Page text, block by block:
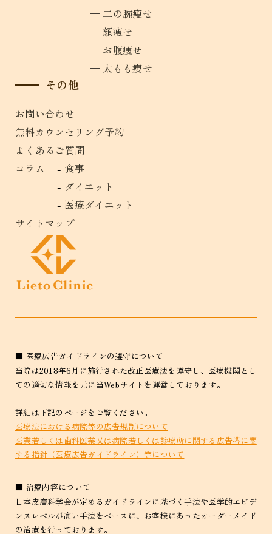
二の腕痩せ
顔痩せ
お腹痩せ
太もも痩せ
その他
お問い合わせ
無料カウンセリング予約
よくあるご質問
コラム
食事
ダイエット
医療ダイエット
サイトマップ
■ 医療広告ガイドラインの遵守について
当院は2018年6月に施行された改正医療法を遵守し、医療機関とし
ての適切な情報を元に当Webサイトを運営しております。
詳細は下記のページをご覧ください。
医療法における病院等の広告規制について
医業若しくは歯科医業又は病院若しくは診療所に関する広告塔に関
する指針（医療広告ガイドライン）等について
■ 治療内容について
日本皮膚科学会が定めるガイドラインに基づく手法や医学的エビデ
ンスレベルが高い手法をベースに、お客様にあったオーダーメイド
の治療を行っております。